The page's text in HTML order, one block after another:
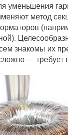
уменьшения
метод
знакомы их
— требует